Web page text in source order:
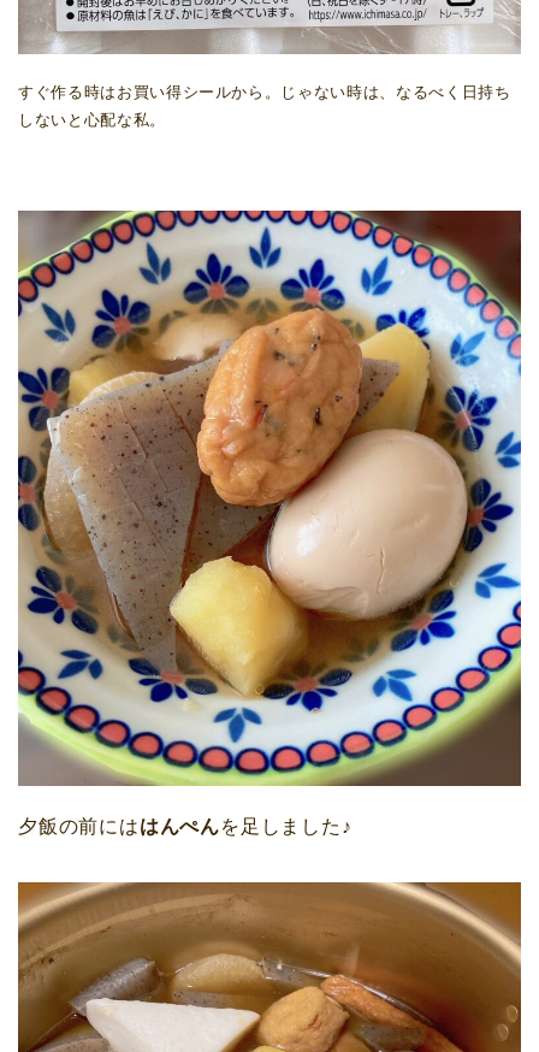
すぐ作る時はお買い得シールから。じゃない時は、なるべく日持ち
しないと心配な私。
夕飯の前にははんぺんを足しました♪